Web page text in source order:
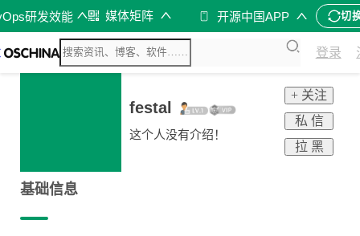
研发效能 媒体矩阵 开源中国APP 切
登录
festal
这个人没有介绍！
+ 关注
私 信
拉 黑
基础信息